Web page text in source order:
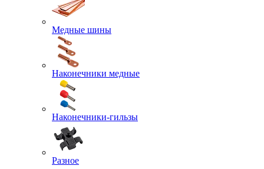
Медные шины
Наконечники медные
Наконечники-гильзы
Разное